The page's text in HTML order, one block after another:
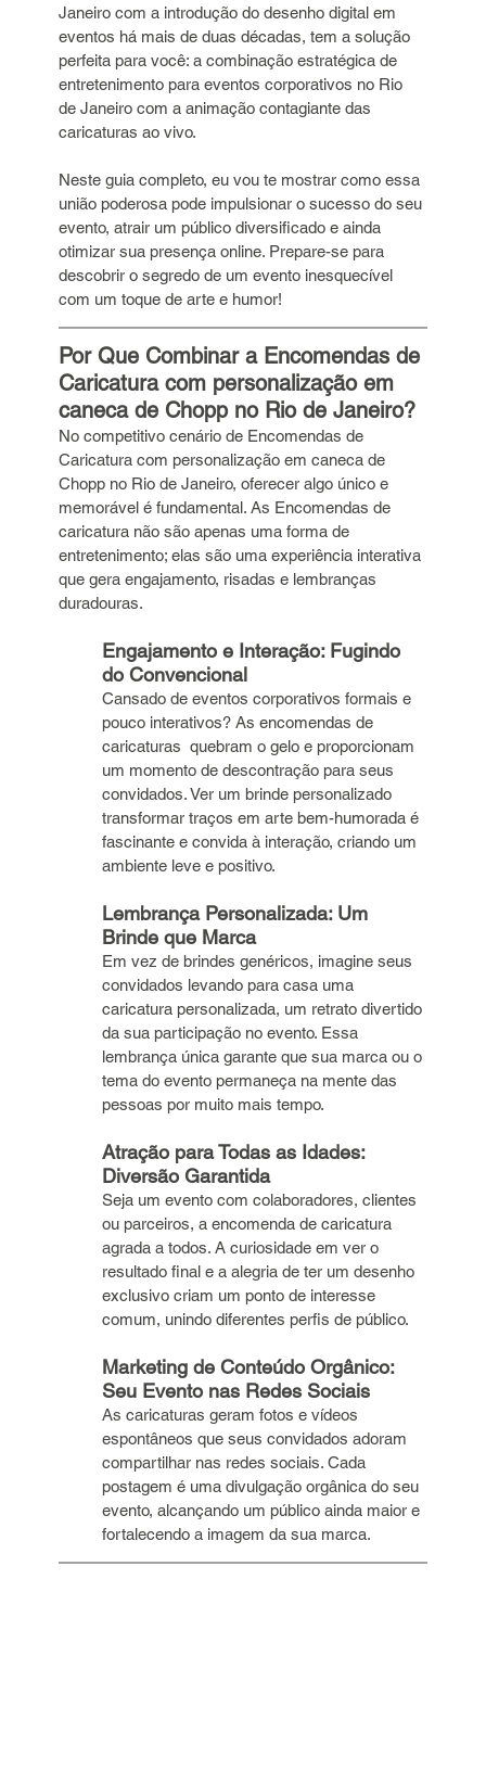
Janeiro com a introdução do desenho digital em
eventos há mais de duas décadas, tem a solução
perfeita para você: a combinação estratégica de
entretenimento para eventos corporativos no Rio
de Janeiro com a animação contagiante das
caricaturas ao vivo.
Neste guia completo, eu vou te mostrar como essa
união poderosa pode impulsionar o sucesso do seu
evento, atrair um público diversificado e ainda
otimizar sua presença online. Prepare-se para
descobrir o segredo de um evento inesquecível
com um toque de arte e humor!
Por Que Combinar a Encomendas de
Caricatura com personalização em
caneca de Chopp no Rio de Janeiro?
No competitivo cenário de Encomendas de
Caricatura com personalização em caneca de
Chopp no Rio de Janeiro, oferecer algo único e
memorável é fundamental. As Encomendas de
caricatura não são apenas uma forma de
entretenimento; elas são uma experiência interativa
que gera engajamento, risadas e lembranças
duradouras.
Engajamento e Interação: Fugindo
do Convencional
Cansado de eventos corporativos formais e
pouco interativos? As encomendas de
caricaturas  quebram o gelo e proporcionam
um momento de descontração para seus
convidados. Ver um brinde personalizado
transformar traços em arte bem-humorada é
fascinante e convida à interação, criando um
ambiente leve e positivo.
Lembrança Personalizada: Um
Brinde que Marca
Em vez de brindes genéricos, imagine seus
convidados levando para casa uma
caricatura personalizada, um retrato divertido
da sua participação no evento. Essa
lembrança única garante que sua marca ou o
tema do evento permaneça na mente das
pessoas por muito mais tempo.
Atração para Todas as Idades:
Diversão Garantida
Seja um evento com colaboradores, clientes
ou parceiros, a encomenda de caricatura
agrada a todos. A curiosidade em ver o
resultado final e a alegria de ter um desenho
exclusivo criam um ponto de interesse
comum, unindo diferentes perfis de público.
Marketing de Conteúdo Orgânico:
Seu Evento nas Redes Sociais
As caricaturas geram fotos e vídeos
espontâneos que seus convidados adoram
compartilhar nas redes sociais. Cada
postagem é uma divulgação orgânica do seu
evento, alcançando um público ainda maior e
fortalecendo a imagem da sua marca.